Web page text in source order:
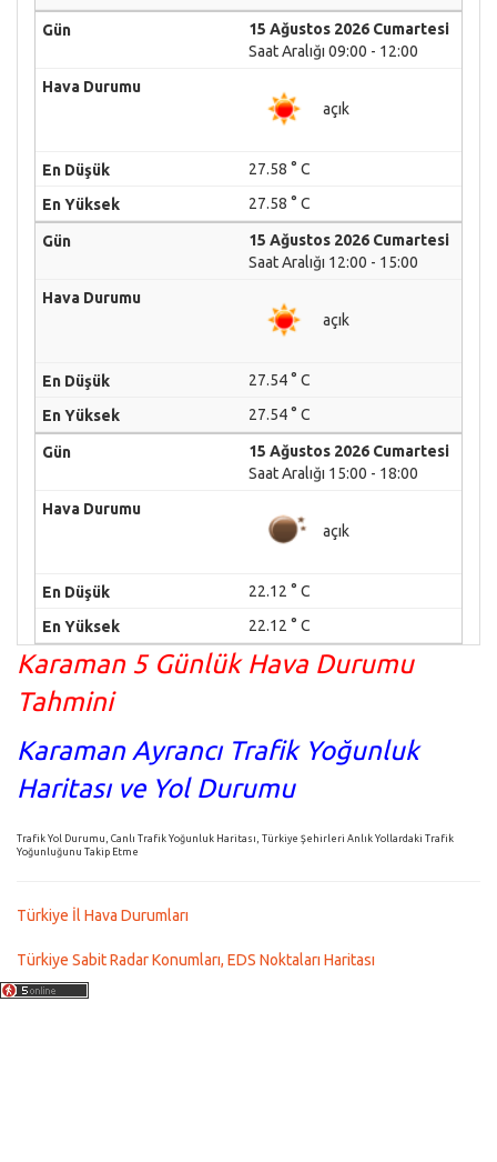
15 Ağustos 2026 Cumartesi
Saat Aralığı 09:00 - 12:00
açık
27.58 ° C
27.58 ° C
15 Ağustos 2026 Cumartesi
Saat Aralığı 12:00 - 15:00
açık
27.54 ° C
27.54 ° C
15 Ağustos 2026 Cumartesi
Saat Aralığı 15:00 - 18:00
açık
22.12 ° C
22.12 ° C
Karaman 5 Günlük Hava Durumu
Tahmini
Karaman Ayrancı Trafik Yoğunluk
Haritası ve Yol Durumu
Trafik Yol Durumu, Canlı Trafik Yoğunluk Haritası, Türkiye Şehirleri Anlık Yollardaki Trafik
Yoğunluğunu Takip Etme
Türkiye İl Hava Durumları
Türkiye Sabit Radar Konumları, EDS Noktaları Haritası